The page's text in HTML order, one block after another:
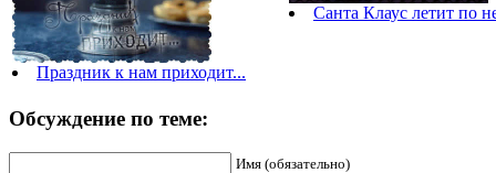
Праздник к нам приходит...
Санта Клаус летит по
Обсуждение по теме:
Имя (обязательно)